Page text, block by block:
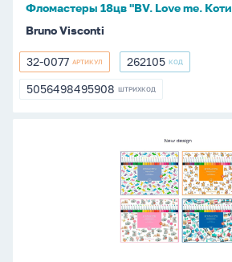
Фломастеры 18цв "BV. Love me.
Bruno Visconti
32-
0077
32-0077 АРТИКУЛ 262105
262105 КОД
5056498495908
5056498495908 ШТРИХКОД